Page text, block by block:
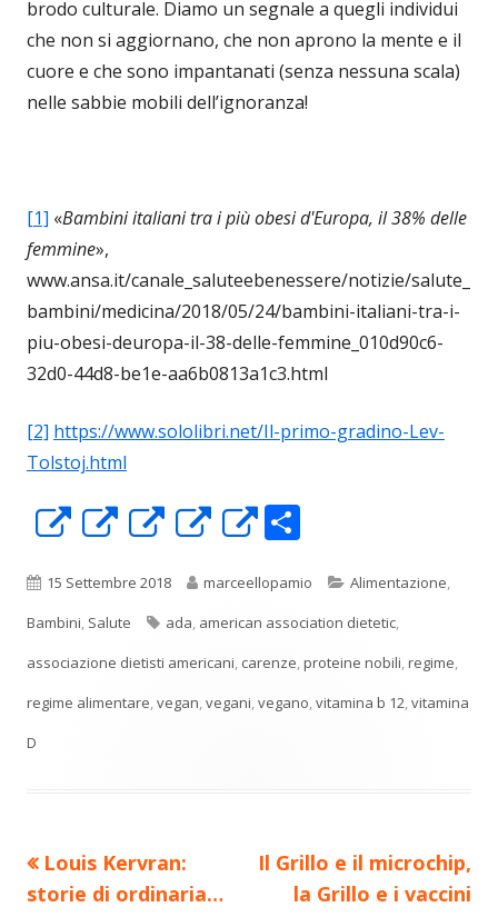
brodo culturale. Diamo un segnale a quegli individui
che non si aggiornano, che non aprono la mente e il
cuore e che sono impantanati (senza nessuna scala)
nelle sabbie mobili dell’ignoranza!
[1] «Bambini italiani tra i più obesi d'Europa, il 38% delle
femmine»,
www.ansa.it/canale_saluteebenessere/notizie/salute_
bambini/medicina/2018/05/24/bambini-italiani-tra-i-
piu-obesi-deuropa-il-38-delle-femmine_010d90c6-
32d0-44d8-be1e-aa6b0813a1c3.html
[2] https://www.sololibri.net/Il-primo-gradino-Lev-
Tolstoj.html
Apre
una
nuova
finestra
Apre
una
nuova
finestra
Apre
una
nuova
finestra
Apre
una
nuova
finestra
Apre
una
nuova
finestra
n
di
vi
di
Pubblicato
15 Settembre 2018 Autore
marceellopamio Categorie
Alimentazione,
Bambini, Salute Tag
ada, american association dietetic,
associazione dietisti americani, carenze,proteine nobili,regime,
regime alimentare,vegan,vegani,vegano,vitamina b 12,vitamina
D
Navigazione
Precedente
articolo:
Louis Kervran:
storie di ordinaria…
Nuovo
articolo:
Il Grillo e il microchip,
la Grillo e i vaccini